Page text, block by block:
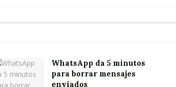
WhatsApp da 5 minutos
para borrar mensajes
enviados